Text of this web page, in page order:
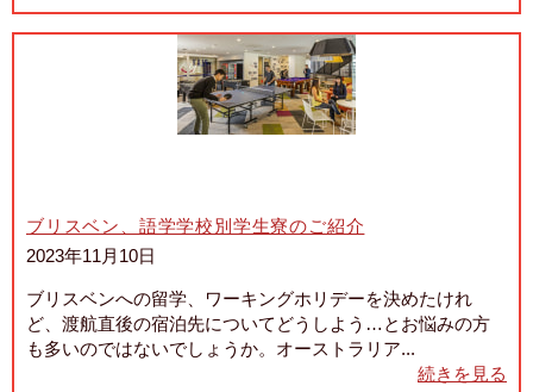
ブリスベン、語学学校別学生寮のご紹介
2023年11月10日
ブリスベンへの留学、ワーキングホリデーを決めたけれ
ど、渡航直後の宿泊先についてどうしよう…とお悩みの方
も多いのではないでしょうか。オーストラリア...
続きを見る